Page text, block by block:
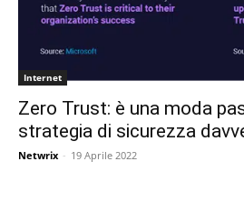
Internet
Zero Trust: è una moda
strategia di sicurezza
Netwrix - 19 Aprile 2022